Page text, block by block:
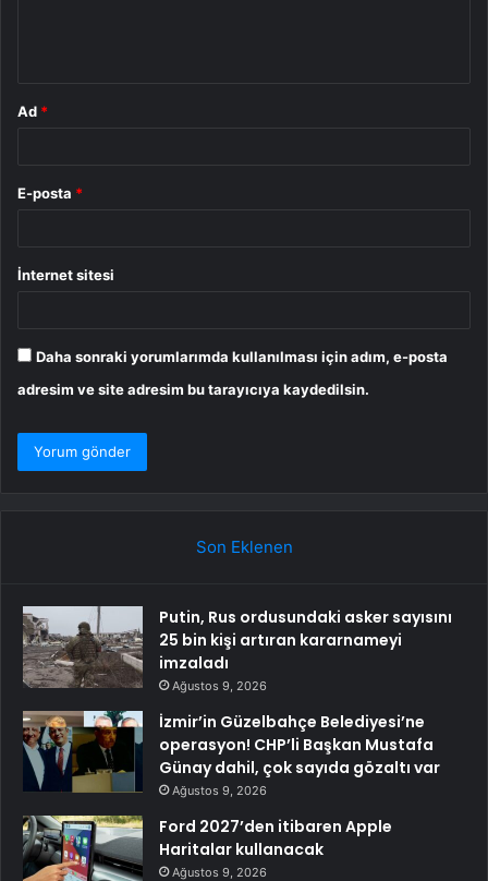
Ad *
E-posta *
İnternet sitesi
Daha sonraki yorumlarımda kullanılması için adım, e-posta
adresim ve site adresim bu tarayıcıya kaydedilsin.
Son Eklenen
Putin, Rus ordusundaki asker sayısını
25 bin kişi artıran kararnameyi
imzaladı
Ağustos 9, 2026
İzmir’in Güzelbahçe Belediyesi’ne
operasyon! CHP’li Başkan Mustafa
Günay dahil, çok sayıda gözaltı var
Ağustos 9, 2026
Ford 2027’den itibaren Apple
Haritalar kullanacak
Ağustos 9, 2026